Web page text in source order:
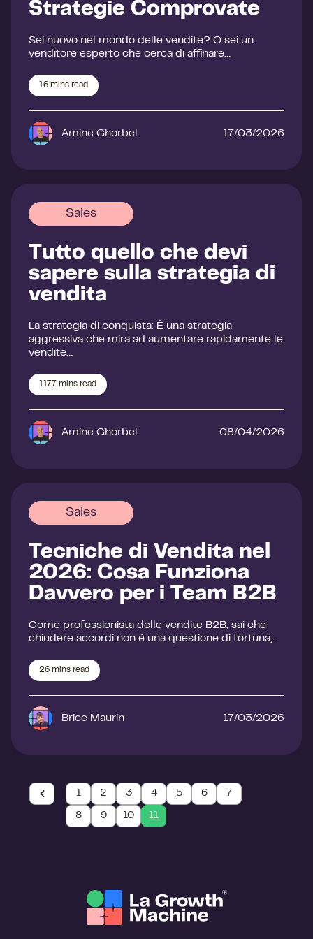
Strategie Comprovate
Sei nuovo nel mondo delle vendite? O sei un
venditore esperto che cerca di affinare…
16 mins read
Amine Ghorbel 17/03/2026
Sales
Tutto quello che devi
sapere sulla strategia di
vendita
La strategia di conquista: È una strategia
aggressiva che mira ad aumentare rapidamente le
vendite…
1177 mins read
Amine Ghorbel 08/04/2026
Sales
Tecniche di Vendita nel
2026: Cosa Funziona
Davvero per i Team B2B
Come professionista delle vendite B2B, sai che
chiudere accordi non è una questione di fortuna,…
26 mins read
Brice Maurin 17/03/2026
1 2 3 4 5 6 7
8 9 10 11